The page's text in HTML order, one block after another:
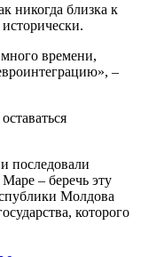
никогда близка к
времени,
–
последовали
– беречь эту
Молдова
которого